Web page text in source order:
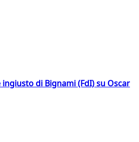
di Bignami (FdI) su Oscar